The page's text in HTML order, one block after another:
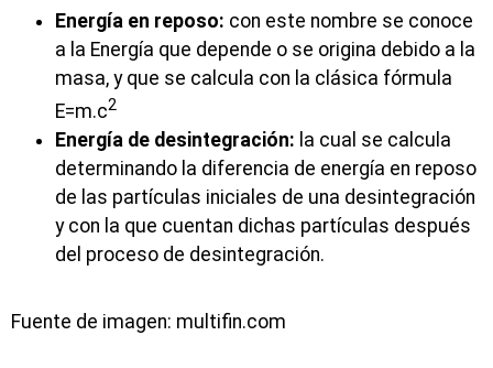
Energía en reposo: con este nombre se conoce
a la Energía que depende o se origina debido a la
masa, y que se calcula con la clásica fórmula
E=m.c2
Energía de desintegración: la cual se calcula
determinando la diferencia de energía en reposo
de las partículas iniciales de una desintegración
y con la que cuentan dichas partículas después
del proceso de desintegración.
Fuente de imagen: multifin.com